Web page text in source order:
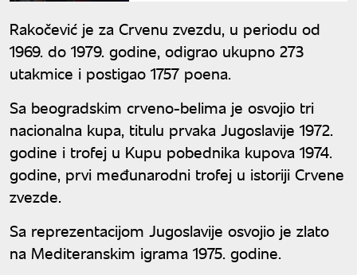
Rakočević je za Crvenu zvezdu, u periodu od
1969. do 1979. godine, odigrao ukupno 273
utakmice i postigao 1757 poena.
Sa beogradskim crveno-belima je osvojio tri
nacionalna kupa, titulu prvaka Jugoslavije 1972.
godine i trofej u Kupu pobednika kupova 1974.
godine, prvi međunarodni trofej u istoriji Crvene
zvezde.
Sa reprezentacijom Jugoslavije osvojio je zlato
na Mediteranskim igrama 1975. godine.